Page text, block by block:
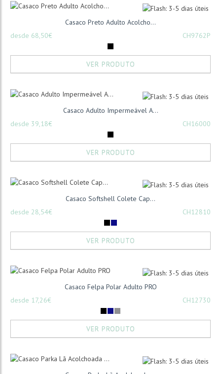
Casaco Preto Adulto Acolcho...
desde 68,50€
CH9762P
VER PRODUTO
Casaco Adulto Impermeável A...
desde 39,18€
CH16000
VER PRODUTO
Casaco Softshell Colete Cap...
desde 28,54€
CH12810
VER PRODUTO
Casaco Felpa Polar Adulto PRO
desde 17,26€
CH12730
VER PRODUTO